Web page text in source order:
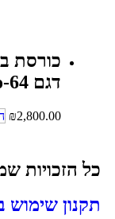
כורסת
דגם Fso-64
₪2,800.00
כל הזכויות
תקנון שימוש